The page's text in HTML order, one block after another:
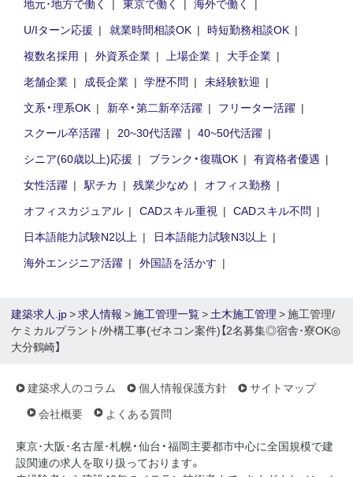
地元･地方で働く
東京で働く
海外で働く
U/Iターン応援
就業時間相談OK
時短勤務相談OK
複数名採用
外資系企業 上場企業
大手企業
老舗企業
成長企業 学歴不問
未経験歓迎
文系・理系OK
新卒・第二新卒活躍
フリーター活躍
スクール卒活躍
20~30代活躍
40~50代活躍
シニア(60歳以上)応援
ブランク・復職OK
有資格者優遇
女性活躍
駅チカ 残業少なめ
オフィス勤務
オフィスカジュアル
CADスキル重視
CADスキル不問
日本語能力試験N2以上
日本語能力試験N3以上
海外エンジニア活躍
外国語を活かす
建築求人.jp>求人情報 >施工管理一覧>土木施工管理 > 施工管理/
ケミカルプラント/外構工事(ゼネコン案件)【2名募集◎宿舎･寮OK◎
大分鶴崎】
建築求人のコラム 個人情報保護方針
サイトマップ
会社概要
よくある質問
東京･大阪･名古屋･札幌・仙台・福岡主要都市中心に全国規模で建
設関連の求人を取り扱っております。